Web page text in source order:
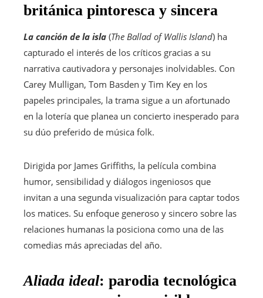
británica pintoresca y sincera
La canción de la isla (The Ballad of Wallis Island) ha
capturado el interés de los críticos gracias a su
narrativa cautivadora y personajes inolvidables. Con
Carey Mulligan, Tom Basden y Tim Key en los
papeles principales, la trama sigue a un afortunado
en la lotería que planea un concierto inesperado para
su dúo preferido de música folk.
Dirigida por James Griffiths, la película combina
humor, sensibilidad y diálogos ingeniosos que
invitan a una segunda visualización para captar todos
los matices. Su enfoque generoso y sincero sobre las
relaciones humanas la posiciona como una de las
comedias más apreciadas del año.
Aliada ideal: parodia tecnológica